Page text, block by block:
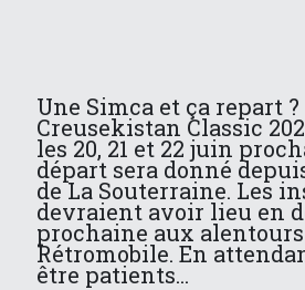
Une Simca et ça repart ?
Creusekistan Classic
les 20, 21 et 22 juin
départ sera donné
de La Souterraine. Les
devraient avoir lieu en
prochaine aux
Rétromobile. En
être patients...